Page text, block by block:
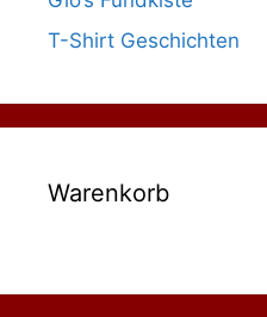
T-Shirt Geschichten
Warenkorb